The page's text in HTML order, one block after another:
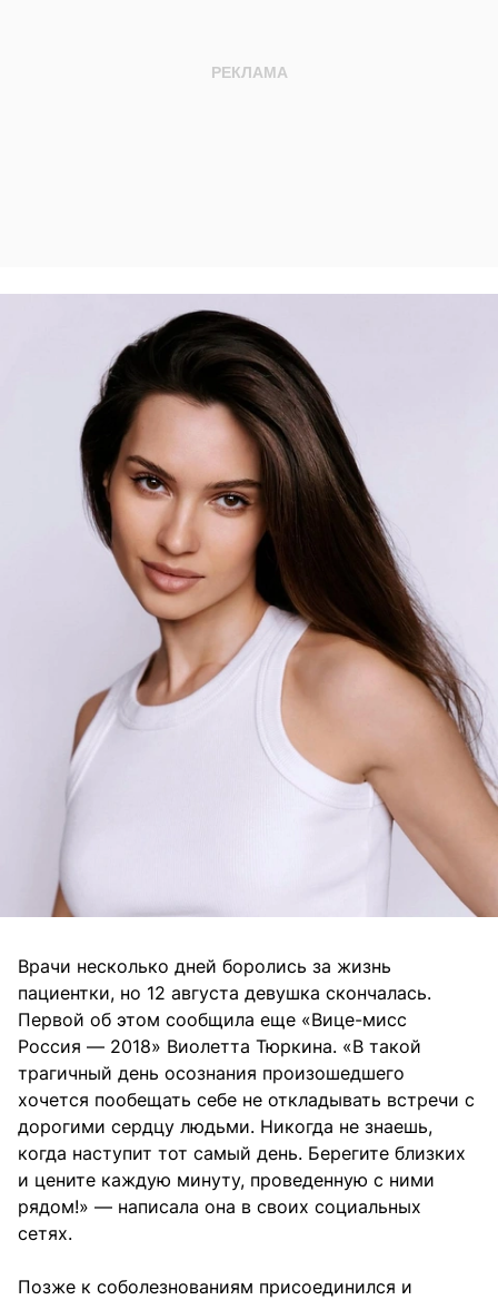
Врачи несколько дней боролись за жизнь
пациентки, но 12 августа девушка скончалась.
Первой об этом сообщила еще «Вице-мисс
Россия — 2018» Виолетта Тюркина. «В такой
трагичный день осознания произошедшего
хочется пообещать себе не откладывать встречи с
дорогими сердцу людьми. Никогда не знаешь,
когда наступит тот самый день. Берегите близких
и цените каждую минуту, проведенную с ними
рядом!» — написала она в своих социальных
сетях.
Позже к соболезнованиям присоединился и